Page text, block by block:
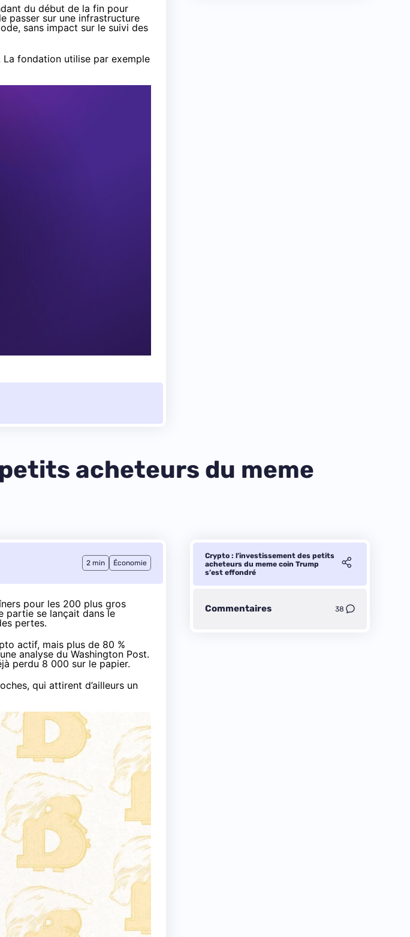
du début de la fin pour
passer sur une infrastructure
sans impact sur le suivi des
La fondation utilise par exemple
acheteurs du meme
2 min Économie
pour les 200 plus gros
partie se lançait dans le
pertes.
actif, mais plus de 80 %
analyse du Washington Post.
perdu 8 000 sur le papier.
qui attirent d’ailleurs un
Crypto : l’investissement des petits
acheteurs du meme coin Trump
s’est effondré
Commentaires 38